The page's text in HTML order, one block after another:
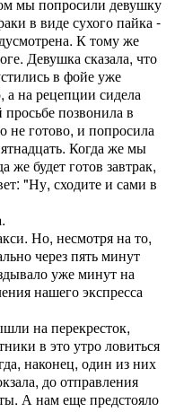
в виде сухого пайка -
К тому же
Девушка сказала, что
в фойе уже
а на рецепции сидела
позвонила в
не готово, и попросила
Когда же мы
же будет готов завтрак,
"Ну, сходите и сами в
Но, несмотря на то,
через пять минут
уже минут на
нашего экспресса
на перекресток,
в это утро ловиться
наконец, один из них
до отправления
А нам еще предстояло